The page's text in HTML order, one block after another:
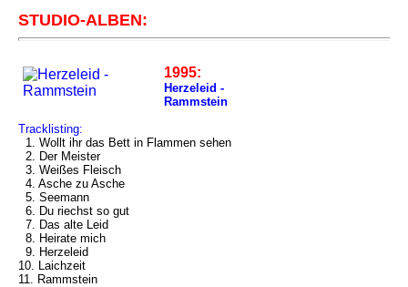
STUDIO-ALBEN:
1995:
Herzeleid -
Rammstein
Tracklisting:
1. Wollt ihr das Bett in Flammen sehen
2. Der Meister
3. Weißes Fleisch
4. Asche zu Asche
5. Seemann
6. Du riechst so gut
7. Das alte Leid
8. Heirate mich
9. Herzeleid
10. Laichzeit
11. Rammstein